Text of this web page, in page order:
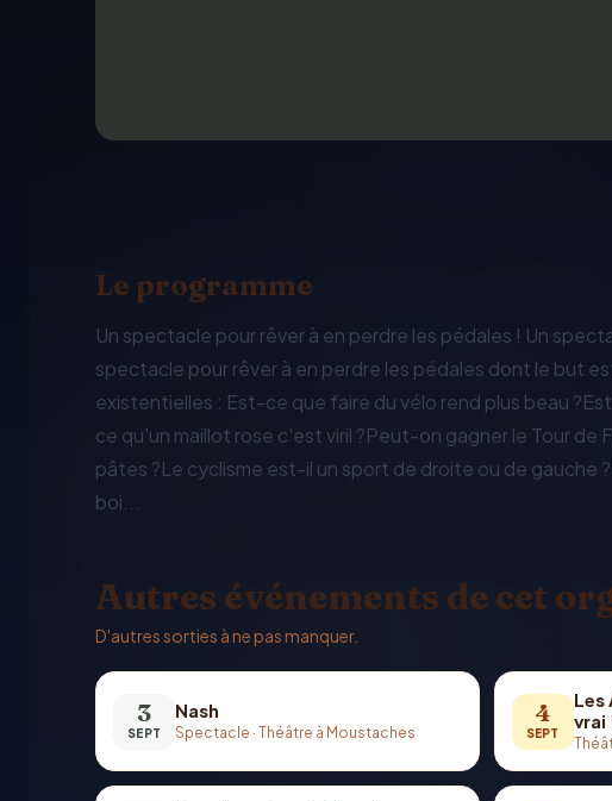
Le programme
Un spectacle pour rêver à en perdre les pédales ! Un
spectacle pour rêver à en perdre les pédales dont le but
existentielles : Est-ce que faire du vélo rend plus beau
ce qu'un maillot rose c'est viril ?Peut-on gagner le Tour de
pâtes ?Le cyclisme est-il un sport de droite ou de gauche
boi...
Autres événements de cet
D'autres sorties à ne pas manquer.
3
SEPT
Nash
Spectacle · Théâtre à Moustaches
4
SEPT
Les
vrai